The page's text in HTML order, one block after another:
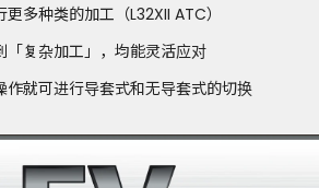
多种类的加工（L32XII ATC）
「复杂加工」，均能灵活应对
作就可进行导套式和无导套式的切换